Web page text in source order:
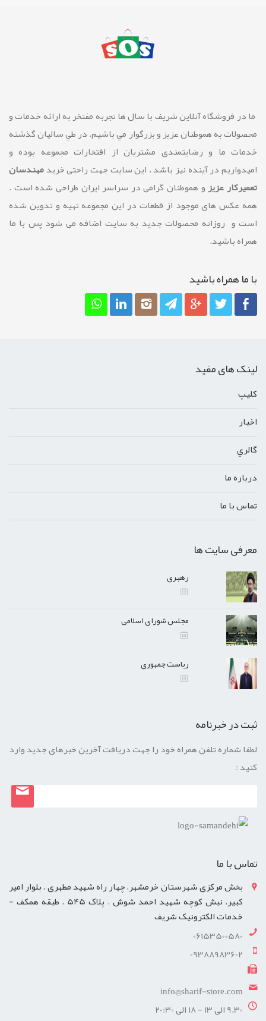
ما در فروشگاه آنلاین شريف با سال ها تجربه مفتخر به ارائه خدمات و
محصولات به هموطنان عزیز و بزرگوار مي باشيم. در طي ساليان گذشته
خدمات ما و رضايتمندی مشتريان از افتخارات مجموعه بوده و
امیدواریم در آینده نیز باشد . این سایت جهت راحتی خریدمهندسان
تعمیرکار عزیزو هموطنان گرامی در سراسر ایران طراحی شده است .
همه عکس های موجود از قطعات در این مجموعه تهیه و تدوین شده
است و روزانه محصولات جدید به سایت اضافه می شود پس با ما
همراه باشید.
با ما همراه باشيد
لینک های مفید
کليپ
اخبار
گالري
درباره ما
تماس با ما
معرفی سایت ها
رهبری
مجلس شورای اسلامی
ریاست جمهوری
ثبت در خبرنامه
لطفا شماره تلفن همراه خود را جهت دریافت آخرین خبرهای جدید وارد
کنید :
تماس با ما
بخش مرکزی شهرستان خرمشهر، چهار راه شهید مطهری ، بلوار امیر
کبیر، نبش کوچه شهید احمد شوش ، پلاک 545 ، طبقه همکف -
خدمات الکترونیک شریف
06153500580
09388983602
info@sharif-store.com
9.30 الی 13 - 18 الی 20:30